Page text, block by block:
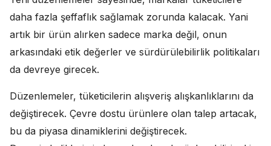
daha fazla şeffaflık sağlamak zorunda kalacak. Yani
artık bir ürün alırken sadece marka değil, onun
arkasındaki etik değerler ve sürdürülebilirlik politikaları
da devreye girecek.
Düzenlemeler, tüketicilerin alışveriş alışkanlıklarını da
değiştirecek. Çevre dostu ürünlere olan talep artacak,
bu da piyasa dinamiklerini değiştirecek.